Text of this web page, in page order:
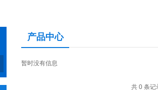
产品中心
暂时没有信息
共 0 条